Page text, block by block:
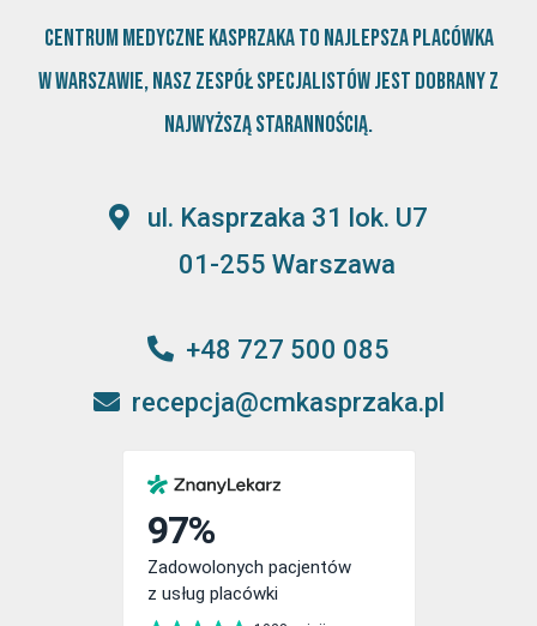
Centrum Medyczne Kasprzaka to najlepsza placówka
w Warszawie, nasz zespół specjalistów jest dobrany z
najwyższą starannością.
ul. Kasprzaka 31 lok. U7
01-255 Warszawa
+48 727 500 085
recepcja@cmkasprzaka.pl